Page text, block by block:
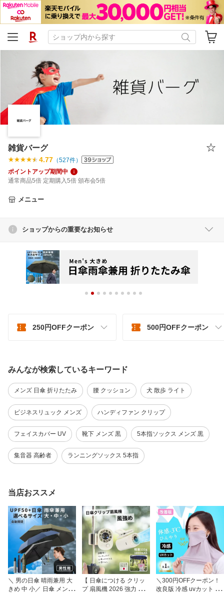
雑貨バーグ
4.77 （527件）
ポイントアップ期間中
通常商品5倍 定期購入5倍 頒布会5倍
メニュー
ショップからの重要なお知らせ
250円OFFクーポン 500円OFFクーポン
みんなが検索しているキーワード
メンズ 日傘 折りたたみ 腰 クッション 犬 散歩 ライト
ビジネスリュック メンズ ハンディファン クリップ
フェイスカバー UV 靴下 メンズ 黒 5本指ソックス メンズ 黒
集音器 高齢者 ランニングソックス 5本指
当店おススメ
＼ 男の日傘 晴雨兼用 大
きめ 中 小／ 日傘 メンズ
【 日傘につける クリッ
プ 扇風機 2026 強力 強風
＼300円OFFクーポン！
改良版 冷感 uvカット 息